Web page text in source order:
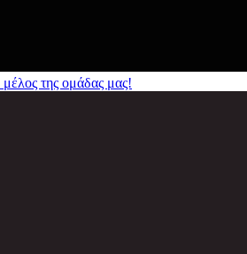
της ομάδας μας!